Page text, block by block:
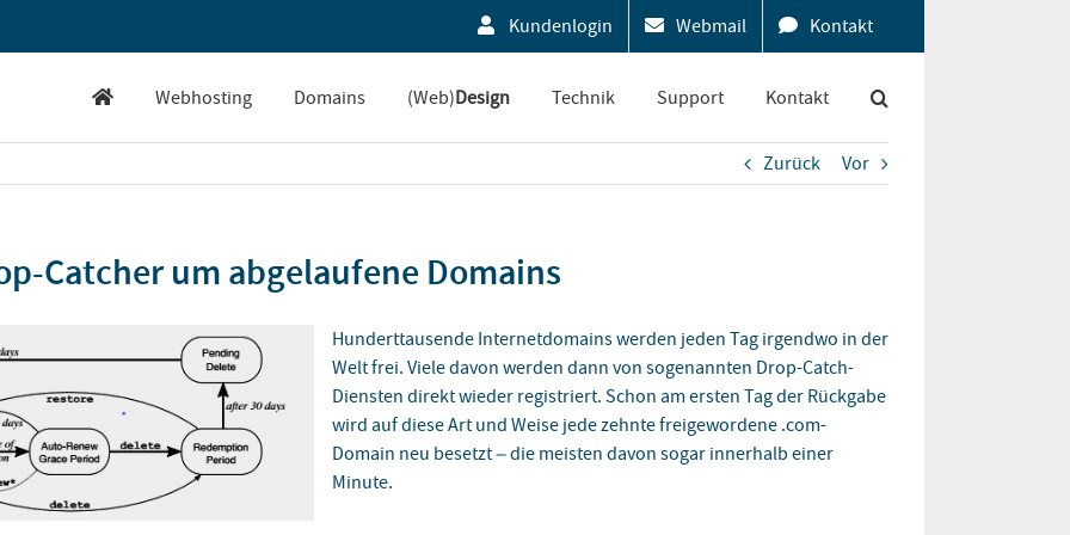
Kundenlogin Webmail Kontakt
Webhosting Domains (Web)Design Technik Support Kontakt
Zurück Vor
Catcher um abgelaufene Domains
Hunderttausende Internetdomains werden jeden Tag irgendwo in der
Welt frei. Viele davon werden dann von sogenannten Drop-Catch-
Diensten direkt wieder registriert. Schon am ersten Tag der Rückgabe
wird auf diese Art und Weise jede zehnte freigewordene .com-
Domain neu besetzt – die meisten davon sogar innerhalb einer
Minute.